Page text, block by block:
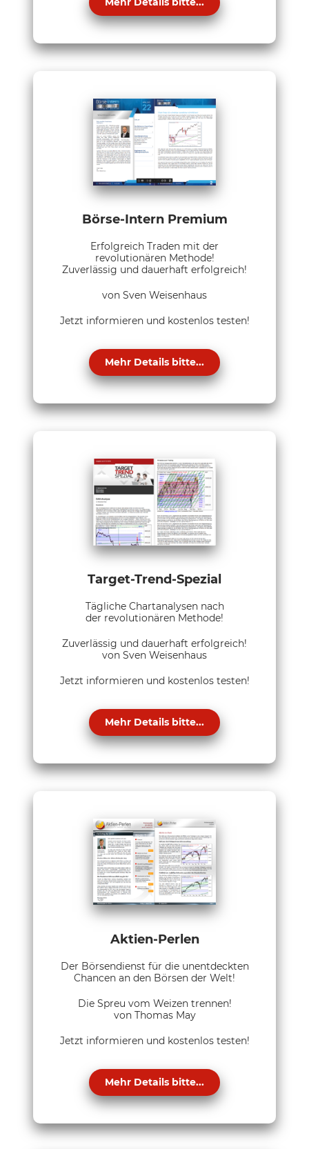
Börse-Intern Premium
Erfolgreich Traden mit der
revolutionären Methode!
Zuverlässig und dauerhaft erfolgreich!
von Sven Weisenhaus
Jetzt informieren und kostenlos testen!
Mehr Details bitte...
Target-Trend-Spezial
Tägliche Chartanalysen nach
der revolutionären Methode!
Zuverlässig und dauerhaft erfolgreich!
von Sven Weisenhaus
Jetzt informieren und kostenlos testen!
Mehr Details bitte...
Aktien-Perlen
Der Börsendienst für die unentdeckten
Chancen an den Börsen der Welt!
Die Spreu vom Weizen trennen!
von Thomas May
Jetzt informieren und kostenlos testen!
Mehr Details bitte...